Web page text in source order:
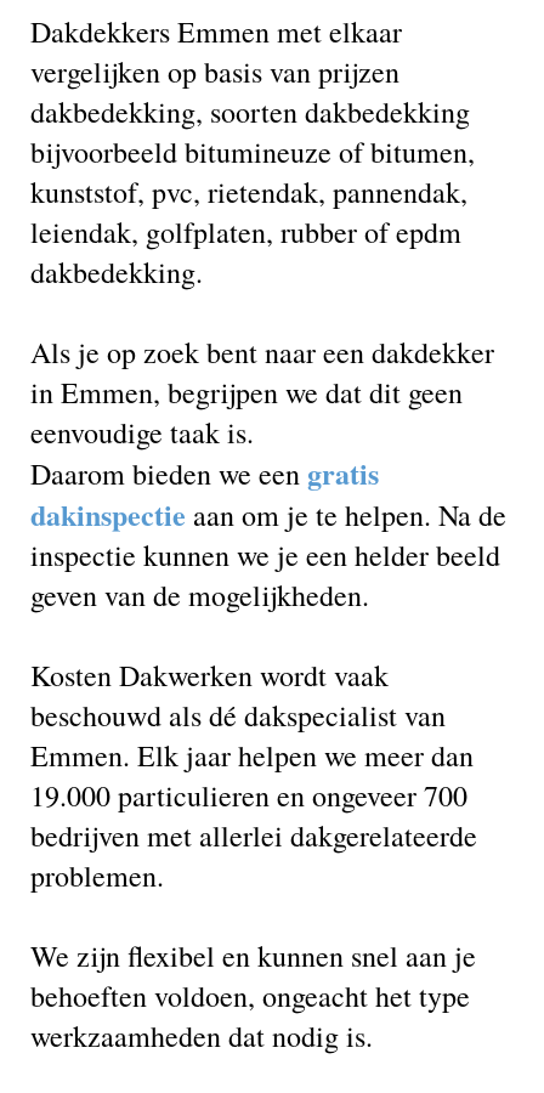
Dakdekkers Emmen met elkaar
vergelijken op basis van prijzen
dakbedekking, soorten dakbedekking
bijvoorbeeld bitumineuze of bitumen,
kunststof, pvc, rietendak, pannendak,
leiendak, golfplaten, rubber of epdm
dakbedekking.
Als je op zoek bent naar een dakdekker
in Emmen, begrijpen we dat dit geen
eenvoudige taak is.
Daarom bieden we een gratis
dakinspectie aan om je te helpen. Na de
inspectie kunnen we je een helder beeld
geven van de mogelijkheden.
Kosten Dakwerken wordt vaak
beschouwd als dé dakspecialist van
Emmen. Elk jaar helpen we meer dan
19.000 particulieren en ongeveer 700
bedrijven met allerlei dakgerelateerde
problemen.
We zijn flexibel en kunnen snel aan je
behoeften voldoen, ongeacht het type
werkzaamheden dat nodig is.